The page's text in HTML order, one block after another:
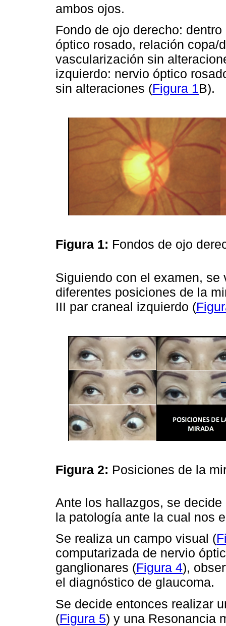
ambos ojos.
Fondo de ojo derecho:
óptico rosado, relación copa/
vascularización sin
izquierdo: nervio óptico
sin alteraciones (Figura 1B).
Figura 1: Fondos de ojo
Siguiendo con el examen,
diferentes posiciones de la
III par craneal izquierdo (
Figura 2: Posiciones de la
Ante los hallazgos, se
la patología ante la cual nos
Se realiza un campo visual (
computarizada de nervio
ganglionares (Figura 4),
el diagnóstico de glaucoma.
Se decide entonces realizar
(Figura 5) y una Resonancia